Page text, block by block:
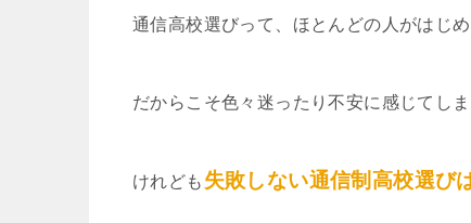
通信高校選びって、ほとんどの人がはじ
だからこそ色々迷ったり不安に感じてしま
けれども 失敗しない通信制高校選び